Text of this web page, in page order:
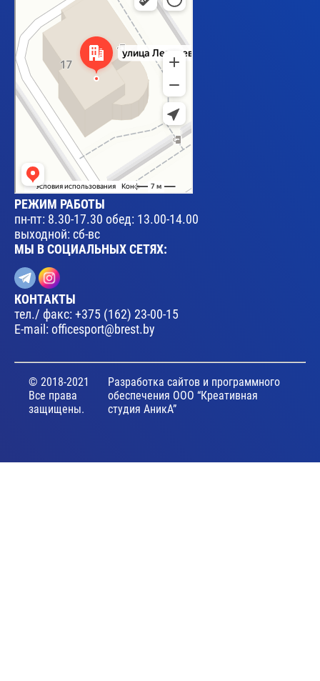
РЕЖИМ РАБОТЫ
пн-пт: 8.30-17.30 обед: 13.00-14.00
выходной: сб-вс
МЫ В СОЦИАЛЬНЫХ СЕТЯХ:
КОНТАКТЫ
тел./ факс: +375 (162) 23-00-15
E-mail: officesport@brest.by
© 2018-2021
Все права
защищены.
Разработка сайтов и программного
обеспечения ООО “Креативная
студия АникА”